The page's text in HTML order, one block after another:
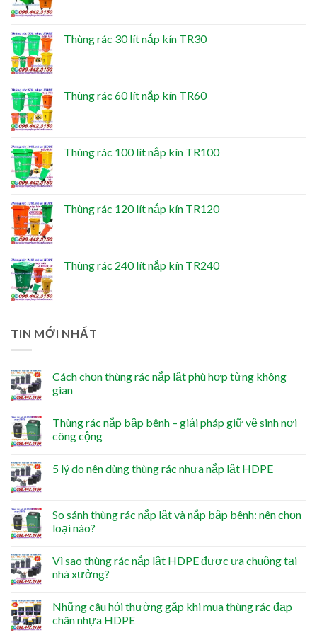
Thùng rác 30 lít nắp kín TR30
Thùng rác 60 lít nắp kín TR60
Thùng rác 100 lít nắp kín TR100
Thùng rác 120 lít nắp kín TR120
Thùng rác 240 lít nắp kín TR240
TIN MỚI NHẤT
Cách chọn thùng rác nắp lật phù hợp từng không
gian
Thùng rác nắp bập bênh – giải pháp giữ vệ sinh nơi
công cộng
5 lý do nên dùng thùng rác nhựa nắp lật HDPE
So sánh thùng rác nắp lật và nắp bập bênh: nên chọn
loại nào?
Vì sao thùng rác nắp lật HDPE được ưa chuộng tại
nhà xưởng?
Những câu hỏi thường gặp khi mua thùng rác đạp
chân nhựa HDPE